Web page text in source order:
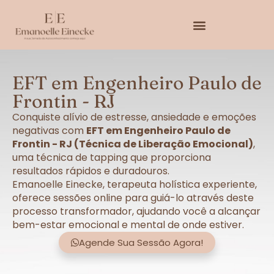
EFT em Engenheiro Paulo de
Frontin - RJ
Conquiste alívio de estresse, ansiedade e emoções
negativas com EFT em Engenheiro Paulo de
Frontin - RJ (Técnica de Liberação Emocional),
uma técnica de tapping que proporciona
resultados rápidos e duradouros.
Emanoelle Einecke, terapeuta holística experiente,
oferece sessões online para guiá-lo através deste
processo transformador, ajudando você a alcançar
bem-estar emocional e mental de onde estiver.
Agende Sua Sessão Agora!